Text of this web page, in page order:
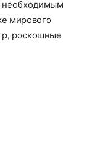
необходимым
мирового
роскошные